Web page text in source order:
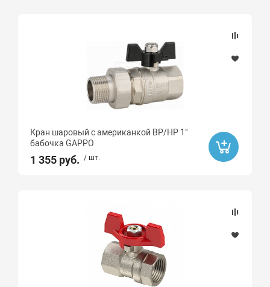
Кран шаровый с американкой ВР/НР 1"
бабочка GAPPO
1 355 руб. / шт.